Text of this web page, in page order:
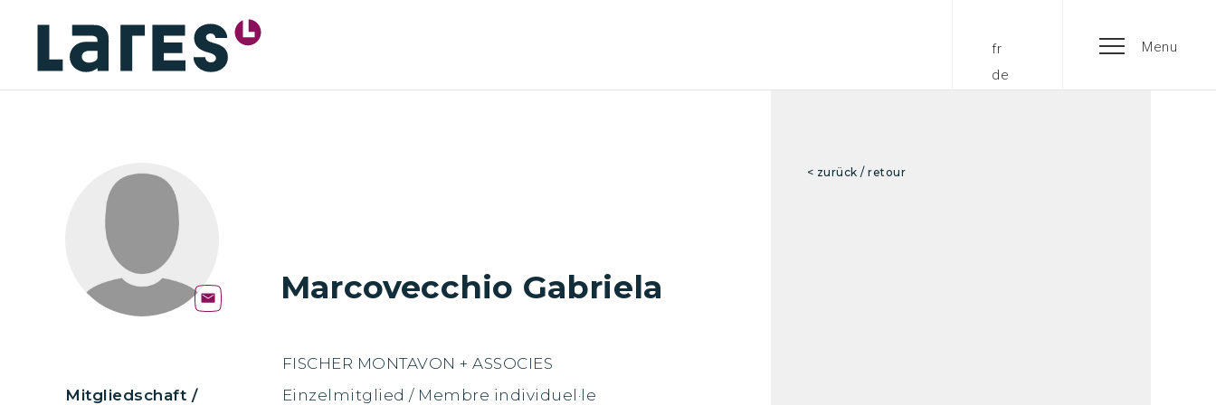
fr
de
Menu
Marcovecchio Gabriela
FISCHER MONTAVON + ASSOCIES
Mitgliedschaft /
Einzelmitglied / Membre individuel·le
< zurück / retour